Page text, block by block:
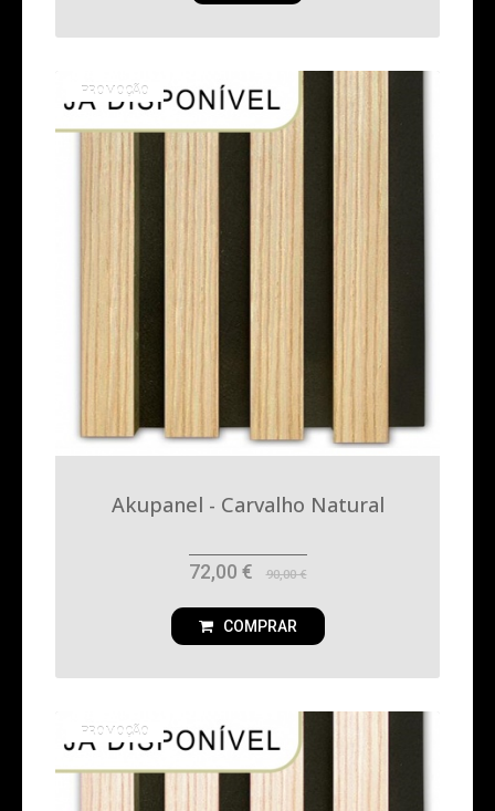
PROMOÇÃO
Akupanel - Carvalho Natural
72,00 € 90,00 €
COMPRAR
PROMOÇÃO